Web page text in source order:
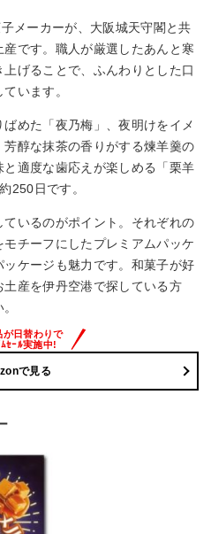
メーカーが、大阪城天守閣と共
です。職人が厳選したあんと寒
げることで、ふんわりとした口
います。
めた「夜乃梅」、夜明けをイメ
醇な抹茶の香りがする煉羊羹の
と適度な歯応えが楽しめる「栗羊
250日です。
いるのがポイント。それぞれの
チーフにしたプレミアムパッケ
ケージも魅力です。和菓子が好
産を伊丹空港で探している方
で見る